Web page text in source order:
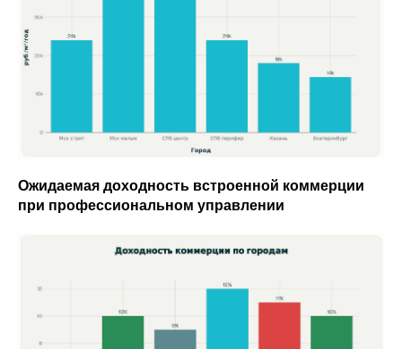
Ожидаемая доходность встроенной коммерции
при профессиональном управлении